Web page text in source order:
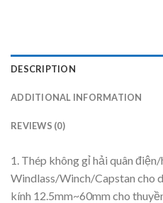
DESCRIPTION
ADDITIONAL INFORMATION
REVIEWS (0)
1. Thép không gỉ hải quân
Windlass/Winch/Capstan cho
kính 12.5mm~60mm cho